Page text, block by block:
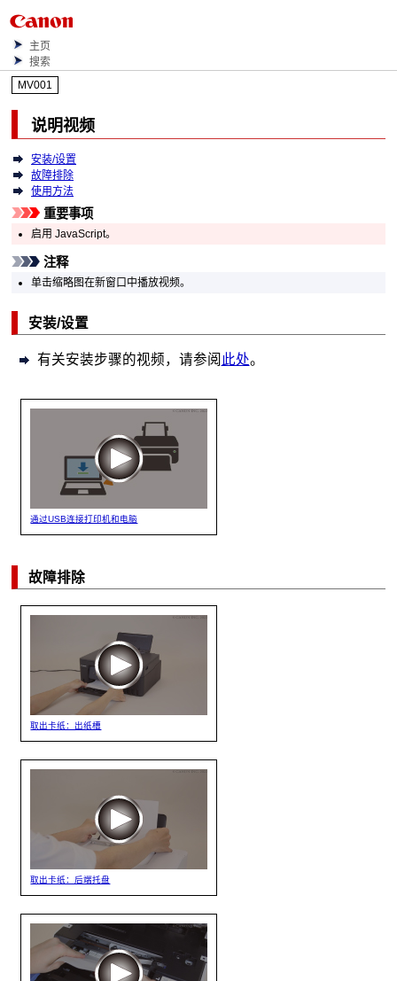
主页
搜索
MV001
说明视频
安装/设置
故障排除
使用方法
重要事项
启用 JavaScript。
注释
单击缩略图在新窗口中播放视频。
安装/设置
有关安装步骤的视频，请参阅 此处。
通过USB连接打印机和电脑
故障排除
取出卡纸：出纸槽
取出卡纸：后端托盘